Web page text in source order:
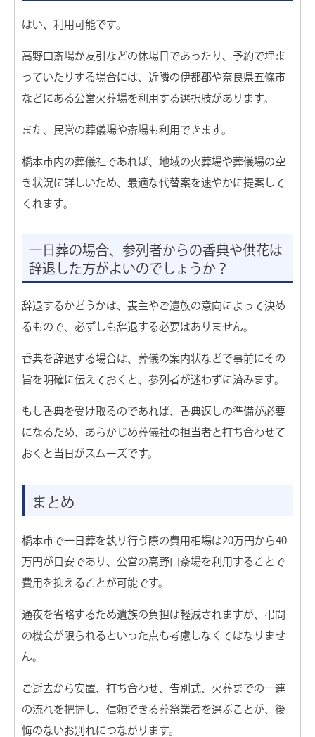
はい、利用可能です。
高野口斎場が友引などの休場日であったり、予約で埋ま
っていたりする場合には、近隣の伊都郡や奈良県五條市
などにある公営火葬場を利用する選択肢があります。
また、民営の葬儀場や斎場も利用できます。
橋本市内の葬儀社であれば、地域の火葬場や葬儀場の空
き状況に詳しいため、最適な代替案を速やかに提案して
くれます。
一日葬の場合、参列者からの香典や供花は
辞退した方がよいのでしょうか？
辞退するかどうかは、喪主やご遺族の意向によって決め
るもので、必ずしも辞退する必要はありません。
香典を辞退する場合は、葬儀の案内状などで事前にその
旨を明確に伝えておくと、参列者が迷わずに済みます。
もし香典を受け取るのであれば、香典返しの準備が必要
になるため、あらかじめ葬儀社の担当者と打ち合わせて
おくと当日がスムーズです。
まとめ
橋本市で一日葬を執り行う際の費用相場は20万円から40
万円が目安であり、公営の高野口斎場を利用することで
費用を抑えることが可能です。
通夜を省略するため遺族の負担は軽減されますが、弔問
の機会が限られるといった点も考慮しなくてはなりませ
ん。
ご逝去から安置、打ち合わせ、告別式、火葬までの一連
の流れを把握し、信頼できる葬祭業者を選ぶことが、後
悔のないお別れにつながります。